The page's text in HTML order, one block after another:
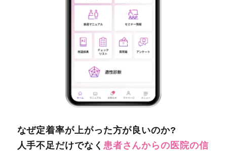
なぜ定着率が上がった方が良いのか?
人手不足だけでなく 患者さんからの医院の信